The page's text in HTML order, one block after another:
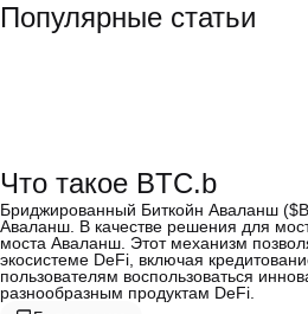
Популярные статьи
Что такое BTC.b
Бриджированный Биткойн Аваланш
Аваланш. В качестве решения для
моста Аваланш. Этот механизм
экосистеме DeFi, включая
пользователям воспользоваться
разнообразным продуктам DeFi.